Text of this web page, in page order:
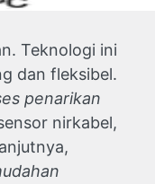
Teknologi ini
dan fleksibel.
penarikan
nirkabel,